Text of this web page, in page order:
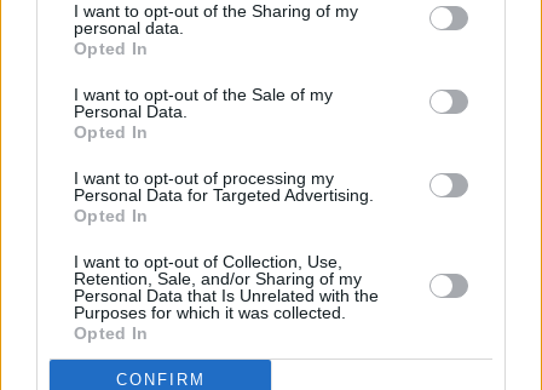
I want to opt-out of the Sharing of my
personal data.
Opted In
I want to opt-out of the Sale of my
Personal Data.
Opted In
I want to opt-out of processing my
Personal Data for Targeted Advertising.
Opted In
I want to opt-out of Collection, Use,
Retention, Sale, and/or Sharing of my
Personal Data that Is Unrelated with the
Purposes for which it was collected.
Opted In
CONFIRM
Aktierim Andrim Bērziņam miljonārs
uzdāvinājis auto. Tagad viņš grib jaunu…